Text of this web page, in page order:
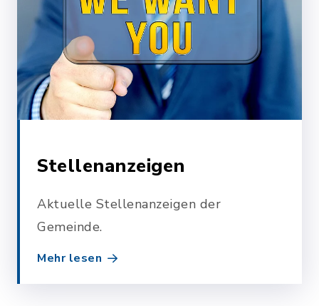
Stellenanzeigen
Aktuelle Stellenanzeigen der
Gemeinde.
Mehr lesen